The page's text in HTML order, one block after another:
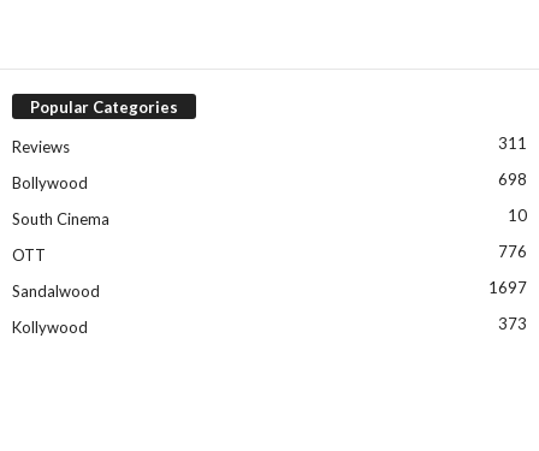
Popular Categories
Reviews 311
Bollywood 698
South Cinema 10
OTT 776
Sandalwood 1697
Kollywood 373